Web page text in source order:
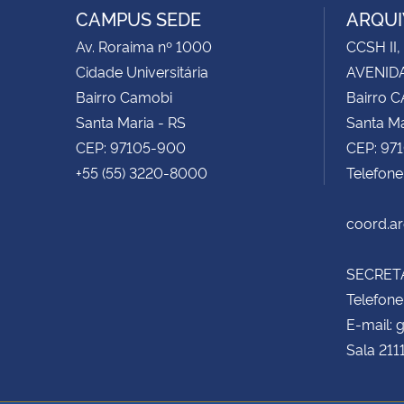
CAMPUS SEDE
Av. Roraima nº 1000
Cidade Universitária
Bairro Camobi
Santa Maria - RS
CEP: 97105-900
+55 (55) 3220-8000
CCSH II,
Bairro
Santa
CEP:
E-mail:
Sala